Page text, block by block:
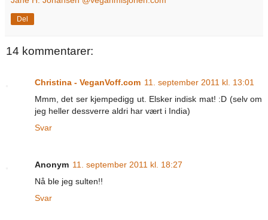
Del
14 kommentarer:
Christina - VeganVoff.com 11. september 2011 kl. 13:01
Mmm, det ser kjempedigg ut. Elsker indisk mat! :D (selv om
jeg heller dessverre aldri har vært i India)
Svar
Anonym 11. september 2011 kl. 18:27
Nå ble jeg sulten!!
Svar